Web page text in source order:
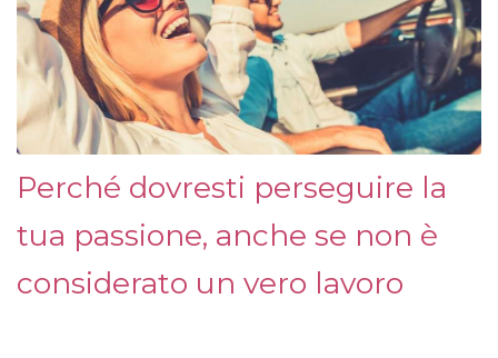
Perché dovresti perseguire la
tua passione, anche se non è
considerato un vero lavoro